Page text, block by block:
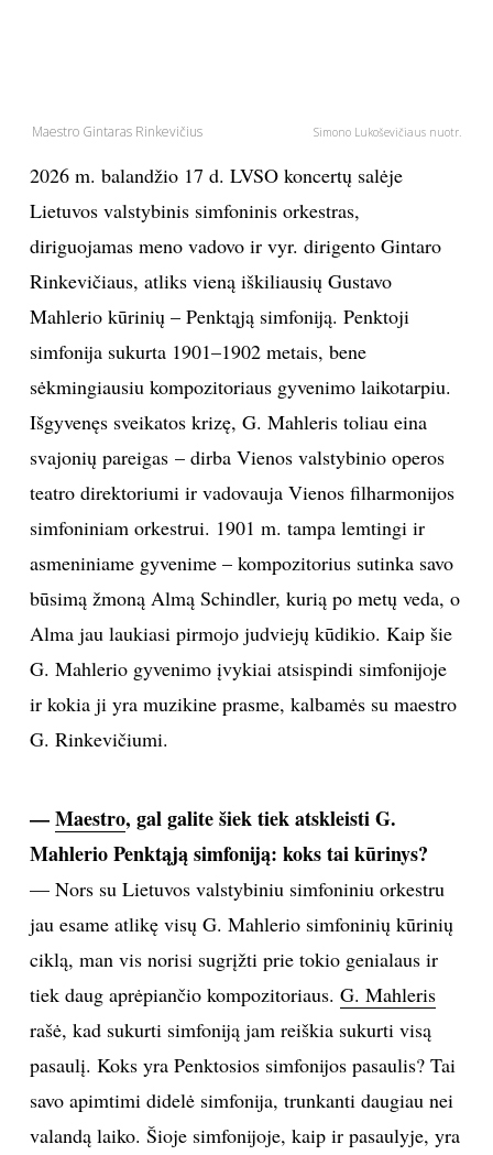
KULTŪRA
LAISVALAIKIS
KINAS
MUZIKA
TEATRAS
MENAS
ORAI
ĮDOMYBĖS
KNYGOS
INTERJERAS
NAMAI
VIRTUVĖ
RECEPTAI
VAIKAI
Maestro Gintaras Rinkevičius Simono Lukoševičiaus nuotr.
2026 m. balandžio 17 d. LVSO koncertų salėje
Lietuvos valstybinis simfoninis orkestras,
diriguojamas meno vadovo ir vyr. dirigento Gintaro
Rinkevičiaus, atliks vieną iškiliausių Gustavo
Mahlerio kūrinių – Penktąją simfoniją. Penktoji
simfonija sukurta 1901–1902 metais, bene
sėkmingiausiu kompozitoriaus gyvenimo laikotarpiu.
Išgyvenęs sveikatos krizę, G. Mahleris toliau eina
svajonių pareigas – dirba Vienos valstybinio operos
teatro direktoriumi ir vadovauja Vienos filharmonijos
simfoniniam orkestrui. 1901 m. tampa lemtingi ir
asmeniniame gyvenime – kompozitorius sutinka savo
būsimą žmoną Almą Schindler, kurią po metų veda, o
Alma jau laukiasi pirmojo judviejų kūdikio. Kaip šie
G. Mahlerio gyvenimo įvykiai atsispindi simfonijoje
ir kokia ji yra muzikine prasme, kalbamės su maestro
G. Rinkevičiumi.
—Maestro, gal galite šiek tiek atskleisti G.
Mahlerio Penktąją simfoniją: koks tai kūrinys?
— Nors su Lietuvos valstybiniu simfoniniu orkestru
jau esame atlikę visų G. Mahlerio simfoninių kūrinių
ciklą, man vis norisi sugrįžti prie tokio genialaus ir
tiek daug aprėpiančio kompozitoriaus. G. Mahleris
rašė, kad sukurti simfoniją jam reiškia sukurti visą
pasaulį. Koks yra Penktosios simfonijos pasaulis? Tai
savo apimtimi didelė simfonija, trunkanti daugiau nei
valandą laiko. Šioje simfonijoje, kaip ir pasaulyje, yra